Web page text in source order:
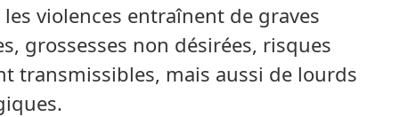
violences entraînent de graves
grossesses non désirées, risques
transmissibles, mais aussi de lourds